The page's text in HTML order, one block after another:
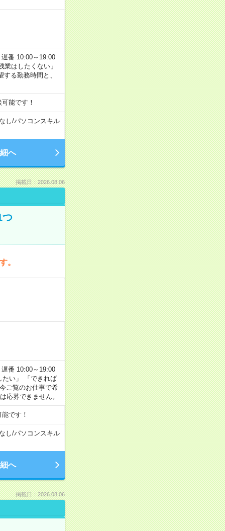
番 10:00～19:00
はしたくない」
る勤務時間と、
能です！
し/パソコンスキル
へ
掲載日：2026.08.06
つ
。
番 10:00～19:00
たい」 「できれば
ご覧のお仕事で希
応募できません。
です！
し/パソコンスキル
へ
掲載日：2026.08.06